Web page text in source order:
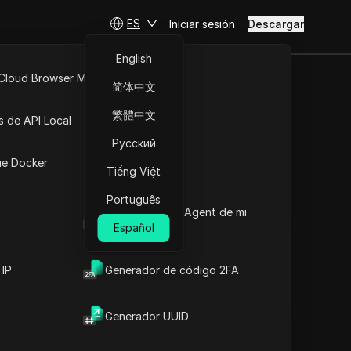
Cuál es el User Agent de mi
navegador
Generador de código 2FA
Generador UUID
Browser MCP
de API Local
Docker
ES
English
简体中文
繁體中文
Русский
Tiếng Việt
Português
Español
Iniciar sesión Descargar
en
equipo
Hacer preguntas
Abrir en ChatGPT
Hacer preguntas sobre esta página
Abrir en Claude
Hacer preguntas sobre esta página